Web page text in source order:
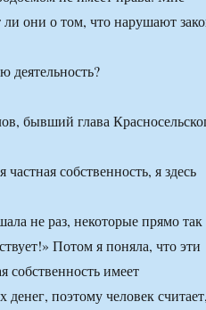
они о том, что нарушают
деятельность?
бывший глава
собственность, я здесь
не раз, некоторые прямо
Потом я поняла, что эти
собственность имеет
поэтому человек